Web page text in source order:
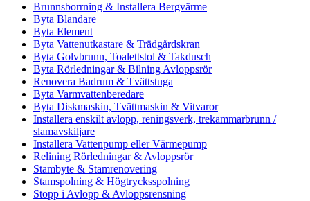
Brunnsborrning & Installera Bergvärme
Byta Blandare
Byta Element
Byta Vattenutkastare & Trädgårdskran
Byta Golvbrunn, Toalettstol & Takdusch
Byta Rörledningar & Bilning Avloppsrör
Renovera Badrum & Tvättstuga
Byta Varmvattenberedare
Byta Diskmaskin, Tvättmaskin & Vitvaror
Installera enskilt avlopp, reningsverk, trekammarbrunn /
slamavskiljare
Installera Vattenpump eller Värmepump
Relining Rörledningar & Avloppsrör
Stambyte & Stamrenovering
Stamspolning & Högtrycksspolning
Stopp i Avlopp & Avloppsrensning